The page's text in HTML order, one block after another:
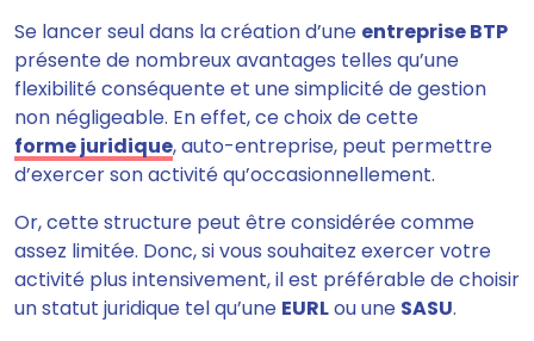
Se lancer seul dans la création d’une entreprise BTP
présente de nombreux avantages telles qu’une
flexibilité conséquente et une simplicité de gestion
non négligeable. En effet, ce choix de cette
forme juridique, auto-entreprise, peut permettre
d’exercer son activité qu’occasionnellement.
Or, cette structure peut être considérée comme
assez limitée. Donc, si vous souhaitez exercer votre
activité plus intensivement, il est préférable de choisir
un statut juridique tel qu’une EURLou une SASU.